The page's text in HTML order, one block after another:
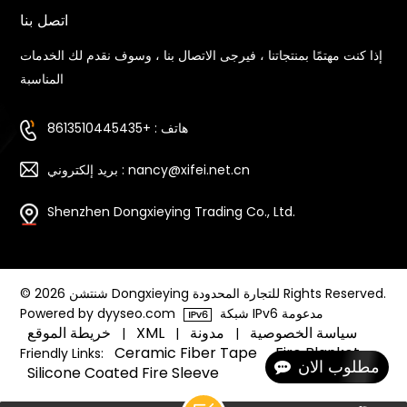
مطلوب الان
اتصل بنا
إذا كنت مهتمًا بمنتجاتنا ، فيرجى الاتصال بنا ، وسوف نقدم لك الخدمات
المناسبة
هاتف : +8613510445435
بريد إلكتروني : nancy@xifei.net.cn
Shenzhen Dongxieying Trading Co., Ltd.
© 2026 شنتشن Dongxieying للتجارة المحدودة Rights Reserved.
Powered by dyyseo.com
شبكة IPv6 مدعومة
خريطة الموقع | XML | مدونة | سياسة الخصوصية
Friendly Links: Ceramic Fiber Tape
Fire Blanket
Silicone Coated Fire Sleeve